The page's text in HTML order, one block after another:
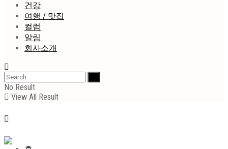
건강
여행 / 맛집
컬럼
알림
회사소개
No Result
View All Result